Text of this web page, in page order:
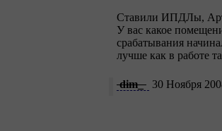
Ставили ИПДЛы,
У вас какое
срабатывания
лучше как в работе
dim_ 30 Ноября